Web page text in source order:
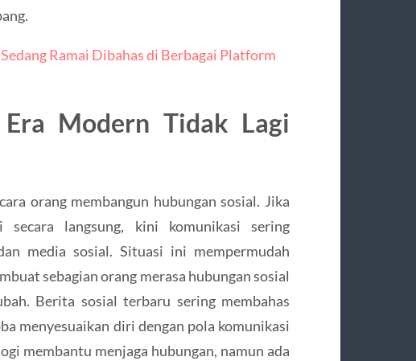
Ramai Dibahas di Berbagai Platform
Modern Tidak Lagi
orang membangun hubungan sosial. Jika
langsung, kini komunikasi sering
media sosial. Situasi ini mempermudah
sebagian orang merasa hubungan sosial
Berita sosial terbaru sering membahas
menyesuaikan diri dengan pola komunikasi
membantu menjaga hubungan, namun ada